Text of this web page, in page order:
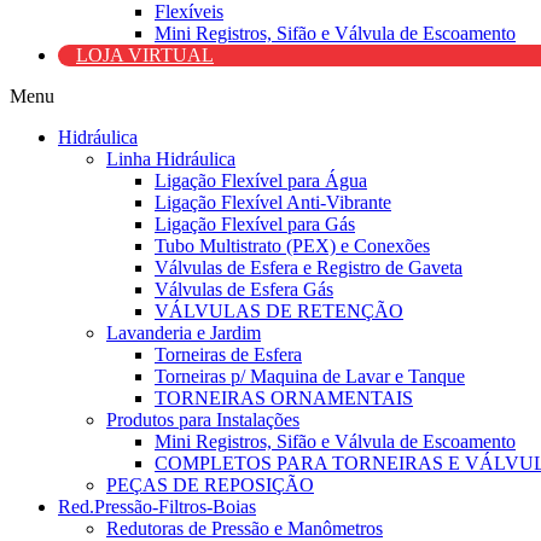
Flexíveis
Mini Registros, Sifão e Válvula de Escoamento
LOJA VIRTUAL
Menu
Hidráulica
Linha Hidráulica
Ligação Flexível para Água
Ligação Flexível Anti-Vibrante
Ligação Flexível para Gás
Tubo Multistrato (PEX) e Conexões
Válvulas de Esfera e Registro de Gaveta
Válvulas de Esfera Gás
VÁLVULAS DE RETENÇÃO
Lavanderia e Jardim
Torneiras de Esfera
Torneiras p/ Maquina de Lavar e Tanque
TORNEIRAS ORNAMENTAIS
Produtos para Instalações
Mini Registros, Sifão e Válvula de Escoamento
COMPLETOS PARA TORNEIRAS E
PEÇAS DE REPOSIÇÃO
Red.Pressão-Filtros-Boias
Redutoras de Pressão e Manômetros